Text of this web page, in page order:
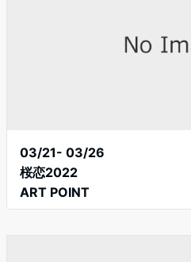
03/21- 03/26
桜恋2022
ART POINT